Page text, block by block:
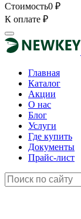
Стоимость0 ₽
К оплате ₽
Главная
Каталог
Акции
О нас
Блог
Услуги
Где купить
Документы
Прайс-лист